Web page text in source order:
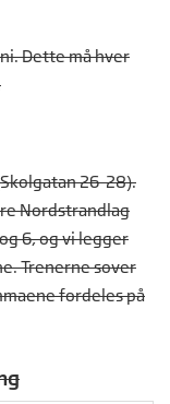
Dette må hver
26-28).
Nordstrandlag
6, og vi legger
Trenerne sover
fordeles på